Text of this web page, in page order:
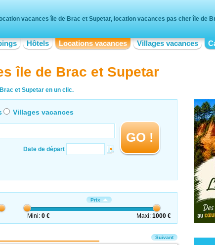
vacances île de Brac et Supetar, location vacances pas cher île de
Hôtels Locations vacances Villages vacances
île de Brac et Supetar
et Supetar en un clic.
Villages vacances
Date de départ
GO !
Prix
Mini: 0 € Maxi:1000 €
Suivant